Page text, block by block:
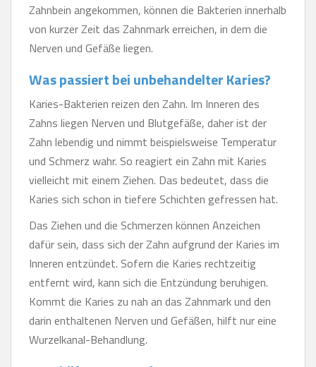
Zahnbein angekommen, können die Bakterien innerhalb
von kurzer Zeit das Zahnmark erreichen, in dem die
Nerven und Gefäße liegen.
Was passiert bei unbehandelter Karies?
Karies-Bakterien reizen den Zahn. Im Inneren des
Zahns liegen Nerven und Blutgefäße, daher ist der
Zahn lebendig und nimmt beispielsweise Temperatur
und Schmerz wahr. So reagiert ein Zahn mit Karies
vielleicht mit einem Ziehen. Das bedeutet, dass die
Karies sich schon in tiefere Schichten gefressen hat.
Das Ziehen und die Schmerzen können Anzeichen
dafür sein, dass sich der Zahn aufgrund der Karies im
Inneren entzündet. Sofern die Karies rechtzeitig
entfernt wird, kann sich die Entzündung beruhigen.
Kommt die Karies zu nah an das Zahnmark und den
darin enthaltenen Nerven und Gefäßen, hilft nur eine
Wurzelkanal-Behandlung.